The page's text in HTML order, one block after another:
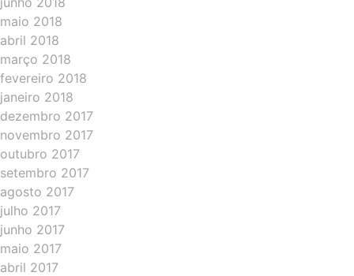
maio 2018
abril 2018
março 2018
fevereiro 2018
janeiro 2018
dezembro 2017
novembro 2017
outubro 2017
setembro 2017
agosto 2017
julho 2017
junho 2017
maio 2017
abril 2017